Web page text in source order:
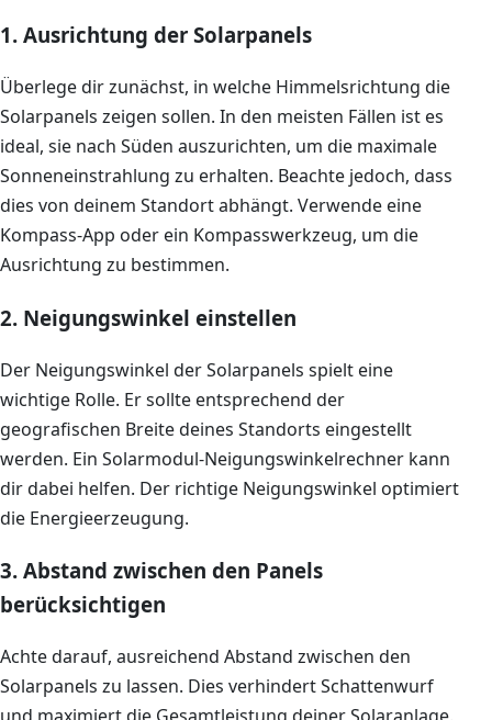
1. Ausrichtung der Solarpanels
Überlege dir zunächst, in welche Himmelsrichtung die
Solarpanels zeigen sollen. In den meisten Fällen ist es
ideal, sie nach Süden auszurichten, um die maximale
Sonneneinstrahlung zu erhalten. Beachte jedoch, dass
dies von deinem Standort abhängt. Verwende eine
Kompass-App oder ein Kompasswerkzeug, um die
Ausrichtung zu bestimmen.
2. Neigungswinkel einstellen
Der Neigungswinkel der Solarpanels spielt eine
wichtige Rolle. Er sollte entsprechend der
geografischen Breite deines Standorts eingestellt
werden. Ein Solarmodul-Neigungswinkelrechner kann
dir dabei helfen. Der richtige Neigungswinkel optimiert
die Energieerzeugung.
3. Abstand zwischen den Panels
berücksichtigen
Achte darauf, ausreichend Abstand zwischen den
Solarpanels zu lassen. Dies verhindert Schattenwurf